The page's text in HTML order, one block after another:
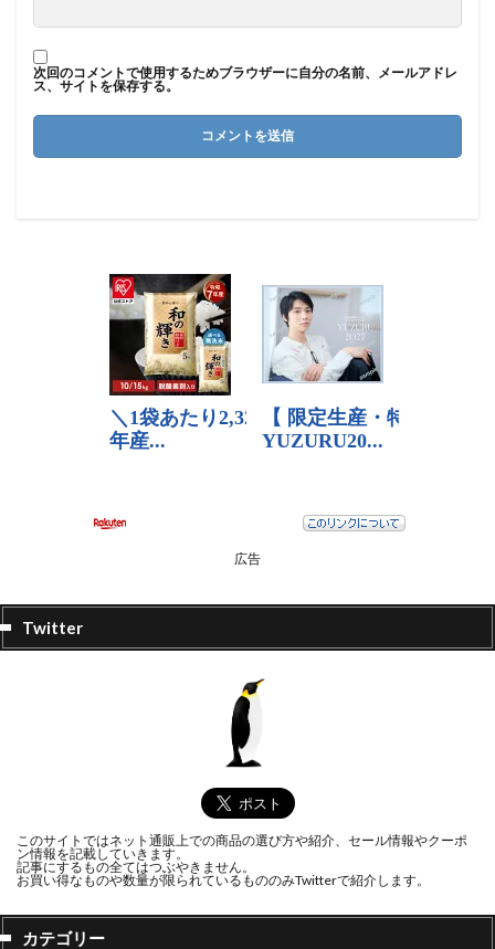
次回のコメントで使用するためブラウザーに自分の名前、メールアドレ
ス、サイトを保存する。
広告
Twitter
このサイトではネット通販上での商品の選び方や紹介、セール情報やクーポ
ン情報を記載していきます。
記事にするもの全てはつぶやきません。
お買い得なものや数量が限られているもののみTwitterで紹介します。
カテゴリー